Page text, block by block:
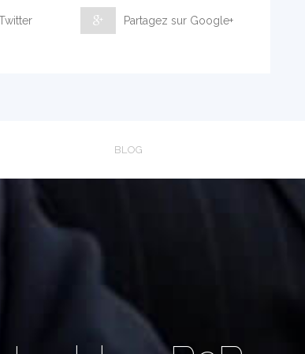
Partagez sur Google+
BLOG